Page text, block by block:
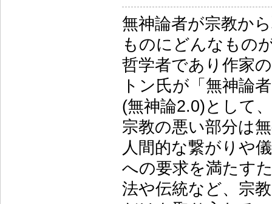
無神論者が宗教か
ものにどんなもの
哲学者であり作家
トン氏が「無神論
(無神論2.0)として
宗教の悪い部分は
人間的な繋がりや
への要求を満たす
法や伝統など、宗